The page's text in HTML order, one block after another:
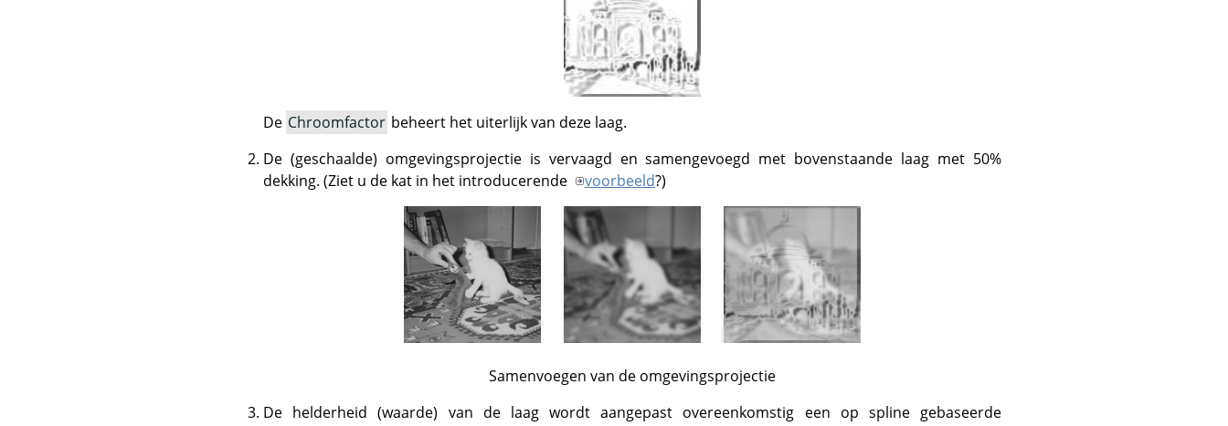
De Chroomfactor beheert het uiterlijk van deze laag.
De (geschaalde) omgevingsprojectie is vervaagd en samengevoegd met bovenstaande laag met 50%
dekking. (Ziet u de kat in het introducerende
voorbeeld?)
Samenvoegen van de omgevingsprojectie
De helderheid (waarde) van de laag wordt aangepast overeenkomstig een op spline gebaseerde